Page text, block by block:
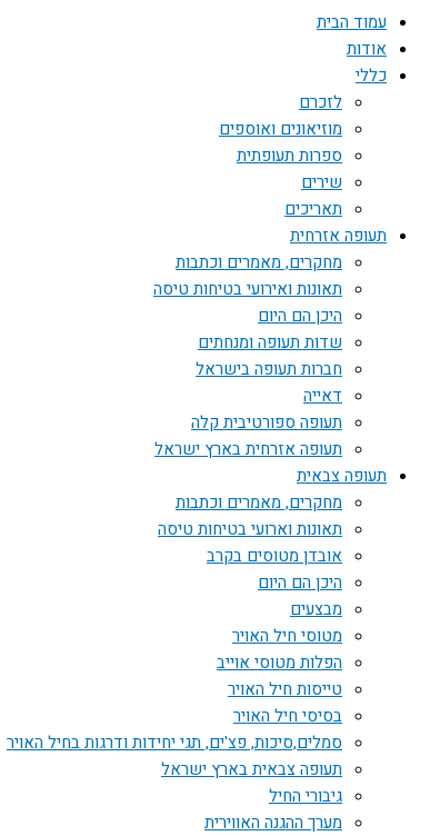
עמוד הבית
אודות
כללי
לזכרם
מוזיאונים ואוספים
ספרות תעופתית
שירים
תאריכים
תעופה אזרחית
מחקרים, מאמרים וכתבות
תאונות ואירועי בטיחות טיסה
היכן הם היום
שדות תעופה ומנחתים
חברות תעופה בישראל
דאייה
תעופה ספורטיבית קלה
תעופה אזרחית בארץ ישראל
תעופה צבאית
מחקרים, מאמרים וכתבות
תאונות וארועי בטיחות טיסה
אובדן מטוסים בקרב
היכן הם היום
מבצעים
מטוסי חיל האויר
הפלות מטוסי אוייב
טייסות חיל האויר
בסיסי חיל האויר
סמלים,סיכות, פצ'ים, תגי יחידות ודרגות בחיל האויר
תעופה צבאית בארץ ישראל
גיבורי החיל
מערך ההגנה האווירית